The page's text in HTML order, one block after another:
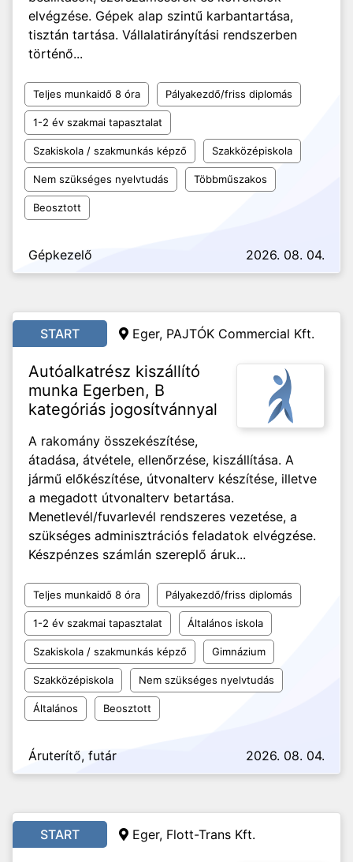
elvégzése. Gépek alap szintű karbantartása,
tisztán tartása. Vállalatirányítási rendszerben
történő...
Teljes munkaidő 8 óra Pályakezdő/friss diplomás
1-2 év szakmai tapasztalat
Szakiskola / szakmunkás képző Szakközépiskola
Nem szükséges nyelvtudás Többműszakos
Beosztott
Gépkezelő 2026. 08. 04.
START Eger, PAJTÓK Commercial Kft.
Autóalkatrész kiszállító
munka Egerben, B
kategóriás jogosítvánnyal
A rakomány összekészítése,
átadása, átvétele, ellenőrzése, kiszállítása. A
jármű előkészítése, útvonalterv készítése, illetve
a megadott útvonalterv betartása.
Menetlevél/fuvarlevél rendszeres vezetése, a
szükséges adminisztrációs feladatok elvégzése.
Készpénzes számlán szereplő áruk...
Teljes munkaidő 8 óra Pályakezdő/friss diplomás
1-2 év szakmai tapasztalat Általános iskola
Szakiskola / szakmunkás képző Gimnázium
Szakközépiskola Nem szükséges nyelvtudás
Általános Beosztott
Áruterítő, futár 2026. 08. 04.
START Eger, Flott-Trans Kft.